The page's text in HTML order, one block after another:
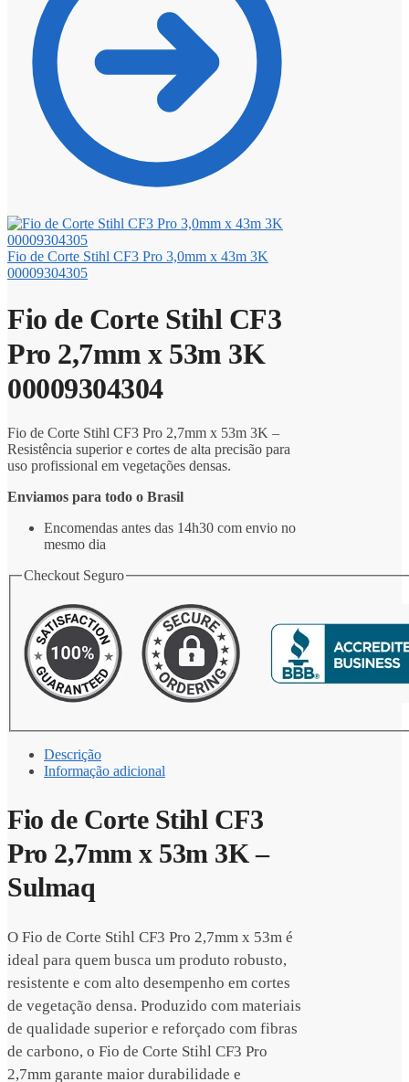
Fio de Corte Stihl CF3 Pro 3,0mm x 43m 3K
00009304305
Fio de Corte Stihl CF3
Pro 2,7mm x 53m 3K
00009304304
Fio de Corte Stihl CF3 Pro 2,7mm x 53m 3K –
Resistência superior e cortes de alta precisão para
uso profissional em vegetações densas.
Enviamos para todo o Brasil
Encomendas antes das 14h30 com envio no
mesmo dia
Checkout Seguro
Descrição
Informação adicional
Fio de Corte Stihl CF3
Pro 2,7mm x 53m 3K –
Sulmaq
O Fio de Corte Stihl CF3 Pro 2,7mm x 53m é
ideal para quem busca um produto robusto,
resistente e com alto desempenho em cortes
de vegetação densa. Produzido com materiais
de qualidade superior e reforçado com fibras
de carbono, o Fio de Corte Stihl CF3 Pro
2,7mm garante maior durabilidade e